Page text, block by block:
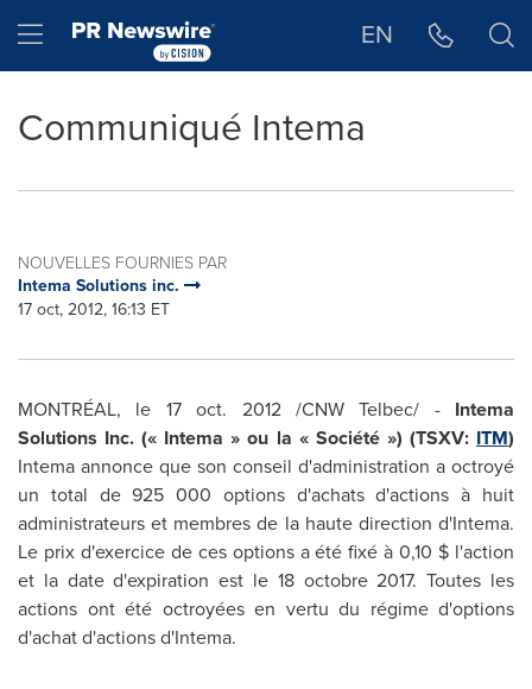
Hamburger menu EN
Communiqué Intema
NOUVELLES FOURNIES PAR
Intema Solutions inc.
17 oct, 2012, 16:13 ET
MONTRÉAL, le 17 oct. 2012/CNW Telbec/ - Intema
Solutions Inc. (« Intema » ou la « Société ») (TSXV: ITM)
Intema annonce que son conseil d'administration a octroyé
un total de 925 000 options d'achats d'actions à huit
administrateurs et membres de la haute direction d'Intema.
Le prix d'exercice de ces options a été fixé à 0,10 $ l'action
et la date d'expiration est le 18 octobre 2017. Toutes les
actions ont été octroyées en vertu du régime d'options
d'achat d'actions d'Intema.